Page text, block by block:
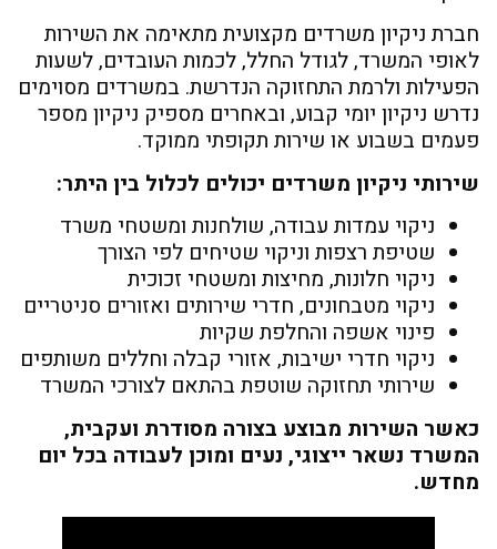
חברת ניקיון משרדים מקצועית מתאימה את השירות
לאופי המשרד, לגודל החלל, לכמות העובדים, לשעות
הפעילות ולרמת התחזוקה הנדרשת. במשרדים מסוימים
נדרש ניקיון יומי קבוע, ובאחרים מספיק ניקיון מספר
פעמים בשבוע או שירות תקופתי ממוקד.
שירותי ניקיון משרדים יכולים לכלול בין היתר:
ניקוי עמדות עבודה, שולחנות ומשטחי משרד
שטיפת רצפות וניקוי שטיחים לפי הצורך
ניקוי חלונות, מחיצות ומשטחי זכוכית
ניקוי מטבחונים, חדרי שירותים ואזורים סניטריים
פינוי אשפה והחלפת שקיות
ניקוי חדרי ישיבות, אזורי קבלה וחללים משותפים
שירותי תחזוקה שוטפת בהתאם לצורכי המשרד
כאשר השירות מבוצע בצורה מסודרת ועקבית,
המשרד נשאר ייצוגי, נעים ומוכן לעבודה בכל יום
מחדש.